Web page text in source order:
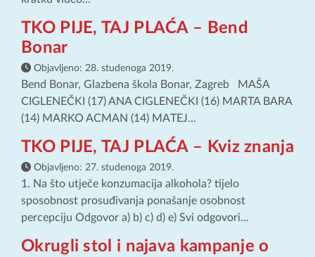
TKO PIJE, TAJ PLAĆA – Bend
Bonar
Objavljeno: 28. studenoga 2019.
Bend Bonar, Glazbena škola Bonar, Zagreb MAŠA
CIGLENEČKI (17) ANA CIGLENEČKI (16) MARTA BARA
(14) MARKO ACMAN (14) MATEJ...
TKO PIJE, TAJ PLAĆA – Kviz znanja
Objavljeno: 27. studenoga 2019.
1. Na što utječe konzumacija alkohola? tijelo
sposobnost prosuđivanja ponašanje osobnost
percepciju Odgovor a) b) c) d) e) Svi odgovori...
Okrugli stol i najava kampanje o